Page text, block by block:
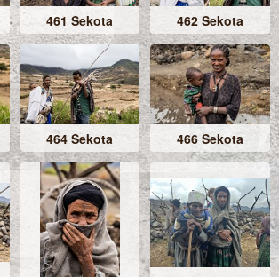
461 Sekota 462 Sekota
464 Sekota 466 Sekota